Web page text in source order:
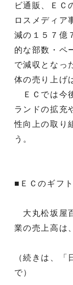
ビ通販、ＥＣ
ロスメディア
減の１５７億
的な部数・ペ
で減収となっ
体の売り上げ
ＥＣでは今
ランドの拡充
性向上の取り
う。
■ＥＣのギフ
大丸松坂屋
業の売上高は
（続きは、
で）